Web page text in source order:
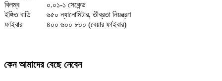
বিলম্ব
০.০১-১ সেকেন্ড
ইঙ্গিত বাতি
৬৫০ ন্যানোমিটার, তীব্রতা নিয়ন্ত্রণ
ফাইবার
৪০০ ৬০০ ৮০০ (বেয়ার ফাইবার)
কেন আমাদের বেছে নেবেন